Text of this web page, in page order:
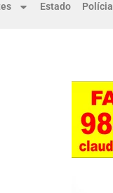
Estado Polícia